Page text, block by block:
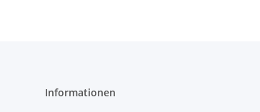
Informationen